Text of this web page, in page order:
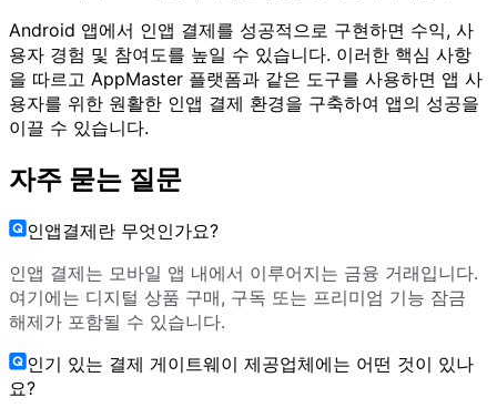
Android 앱에서 인앱 결제를 성공적으로 구현하면 수익, 사
용자 경험 및 참여도를 높일 수 있습니다. 이러한 핵심 사항
을 따르고 AppMaster 플랫폼과 같은 도구를 사용하면 앱 사
용자를 위한 원활한 인앱 결제 환경을 구축하여 앱의 성공을
이끌 수 있습니다.
자주 묻는 질문
인앱결제란 무엇인가요?
인앱 결제는 모바일 앱 내에서 이루어지는 금융 거래입니다.
여기에는 디지털 상품 구매, 구독 또는 프리미엄 기능 잠금
해제가 포함될 수 있습니다.
인기 있는 결제 게이트웨이 제공업체에는 어떤 것이 있나
요?